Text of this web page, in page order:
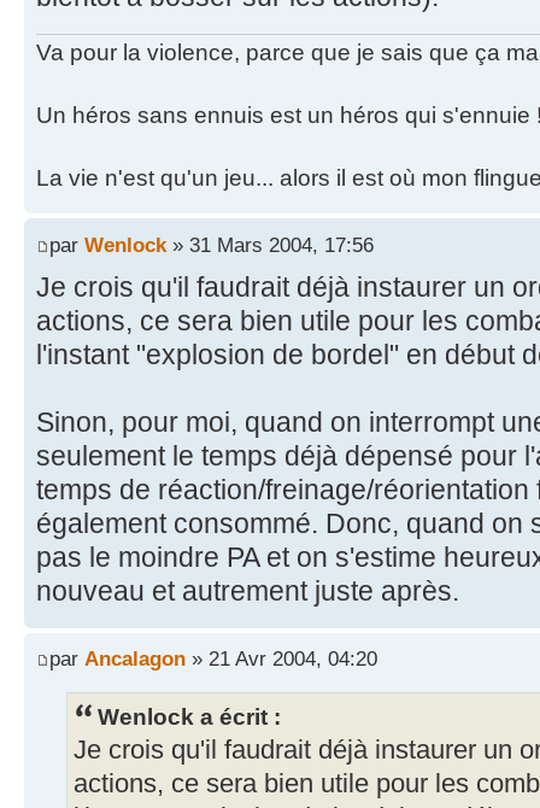
Va pour la violence, parce que je sais que ça
Un héros sans ennuis est un héros qui s'ennuie
La vie n'est qu'un jeu... alors il est où mon
par Wenlock » 31 Mars 2004, 17:56
Je crois qu'il faudrait déjà instaurer un
actions, ce sera bien utile pour les
l'instant "explosion de bordel" en début
Sinon, pour moi, quand on interrompt
seulement le temps déjà dépensé pour
temps de réaction/freinage/réorientation
également consommé. Donc, quand on
pas le moindre PA et on s'estime
nouveau et autrement juste après.
par Ancalagon » 21 Avr 2004, 04:20
Wenlock a écrit :
Je crois qu'il faudrait déjà instaurer un
actions, ce sera bien utile pour les